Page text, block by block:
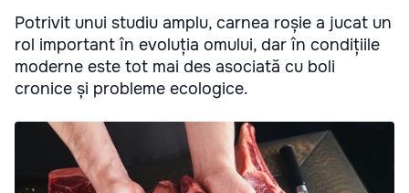
Potrivit unui studiu amplu, carnea roșie a jucat un
rol important în evoluția omului, dar în condițiile
moderne este tot mai des asociată cu boli
cronice și probleme ecologice.